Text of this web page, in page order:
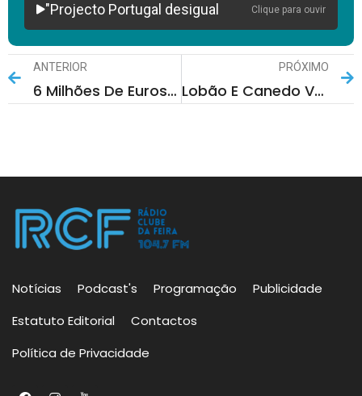
"Projecto Portugal desigual Clique para ouvir
ANTERIOR
6 Milhões De Euros Para Linha Do Vouga Entre Feira E Espinho
PRÓXIMO
Lobão E Canedo Vencem, Relâmpago Empata E Fiães E Paços Perdem No Sabseg
Notícias Podcast's Programação
Publicidade
Estatuto Editorial
Contactos
Política de Privacidade